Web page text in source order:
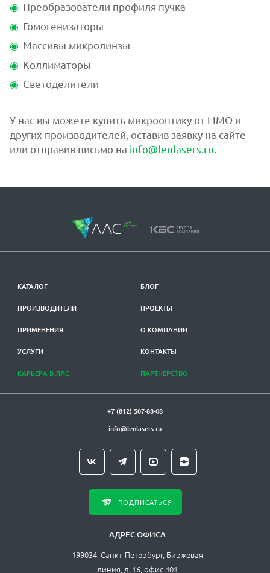
Преобразователи профиля пучка
Гомогенизаторы
Массивы микролинзы
Коллиматоры
Светоделители
У нас вы можете купить микрооптику от LIMO и
других производителей, оставив заявку на сайте
или отправив письмо на info@lenlasers.ru.
КАТАЛОГ
ПРОИЗВОДИТЕЛИ
ПРИМЕНЕНИЯ
УСЛУГИ
КАРЬЕРА В ЛЛС
БЛОГ
ПРОЕКТЫ
О КОМПАНИИ
КОНТАКТЫ
ПАРТНЕРСТВО
+7 (812) 507-88-08
info@lenlasers.ru
ПОДПИСАТЬСЯ
АДРЕС ОФИСА
199034, Санкт-Петербург, Биржевая
линия, д. 16, офис 401